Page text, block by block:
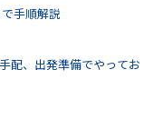
手順解説
配、出発準備でやってお